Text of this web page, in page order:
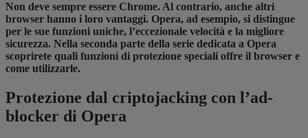
Non deve sempre essere Chrome. Al contrario, anche altri
browser hanno i loro vantaggi. Opera, ad esempio, si distingue
per le sue funzioni uniche, l’eccezionale velocità e la migliore
sicurezza. Nella seconda parte della serie dedicata a Opera
scoprirete quali funzioni di protezione speciali offre il browser e
come utilizzarle.
Protezione dal criptojacking con l’ad-
blocker di Opera